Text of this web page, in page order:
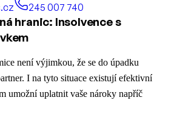
245 007 740
hranic: Insolvence s
není výjimkou, že se do úpadku
I na tyto situace existují efektivní
umožní uplatnit vaše nároky napříč